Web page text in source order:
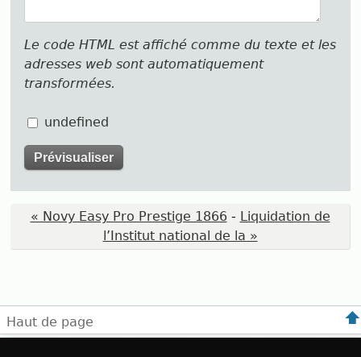
Le code HTML est affiché comme du texte et les
adresses web sont automatiquement
transformées.
undefined
« Novy Easy Pro Prestige 1866 - Liquidation de
l’Institut national de la »
Haut de page